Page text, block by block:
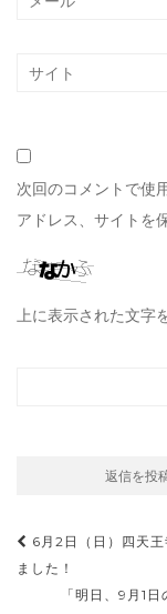
次回のコメントで使
アドレス、サイトを
上に表示された文字
投
稿
6月2日（日）四天
ました！
「明日、9月1